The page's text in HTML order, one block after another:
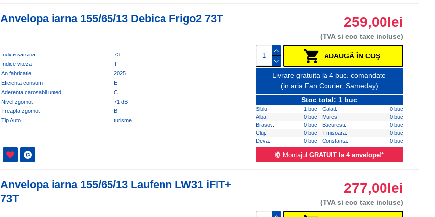
Anvelopa iarna 155/65/13 Debica Frigo2 73T
Indice sarcina
73
Indice viteza
T
An fabricatie
2025
Eficienta consum
E
Aderenta carosabil umed
C
Nivel zgomot
71 dB
Treapta zgomot
B
Tip Auto
turisme
259,00lei
(TVA si eco taxe incluse)
ADAUGĂ ÎN COŞ
Livrare gratuita la 4 buc. comandate
(in aria Fan Courier, Sameday)
Stoc total: 1 buc
Sibiu: 1 buc Galati:
0 buc
Alba:
0 buc Mures:
0 buc
Brasov:
0 buc Bucuresti:
0 buc
Cluj:
0 buc Timisoara:
0 buc
Deva:
0 buc Constanta: 0 buc
MontajulGRATUIT la 4 anvelope!*
Anvelopa iarna 155/65/13 Laufenn LW31 iFIT+
73T
277,00lei
(TVA si eco taxe incluse)